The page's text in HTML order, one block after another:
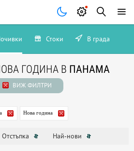
Стоки В града
ГОДИНА В ПАНАМА
ВИЖ ФИЛТРИ
Нова година
Отстъпка Най-нови